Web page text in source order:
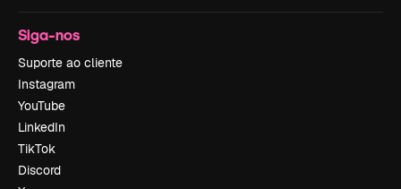
Siga-nos
Suporte ao cliente
Instagram
YouTube
LinkedIn
TikTok
Discord